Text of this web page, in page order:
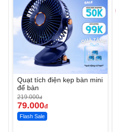
Quạt tích điện kẹp bàn mini
để bàn
219.000đ
79.000đ
Flash Sale